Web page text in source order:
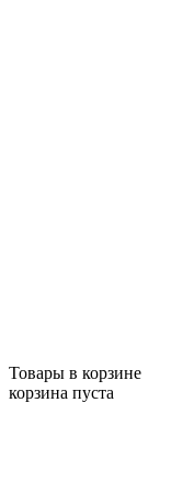
Товары в корзине
корзина пуста